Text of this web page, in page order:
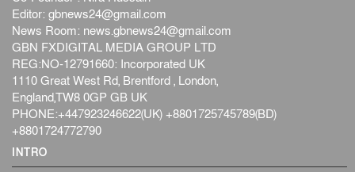
Editor: gbnews24@gmail.com
News Room: news.gbnews24@gmail.com
GBN FXDIGITAL MEDIA GROUP LTD
REG:NO-12791660: Incorporated UK
1110 Great West Rd, Brentford , London,
England,TW8 0GP GB UK
PHONE:+447923246622(UK) +8801725745789(BD)
+8801724772790
INTRO